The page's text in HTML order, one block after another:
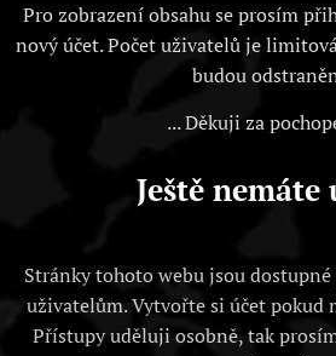
Pro zobrazení obsahu se prosím
nový účet. Počet uživatelů je
budou
... Děkuji za
Ještě nemáte
Stránky tohoto webu jsou
uživatelům. Vytvořte si účet pokud
Přístupy uděluji osobně, tak